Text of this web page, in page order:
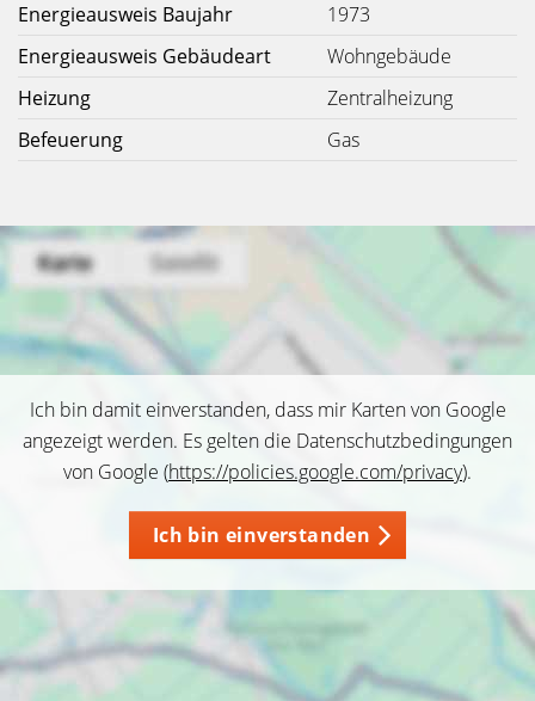
Energieausweis Baujahr
1973
Energieausweis Gebäudeart
Wohngebäude
Heizung
Zentralheizung
Befeuerung
Gas
Ich bin damit einverstanden, dass mir Karten von Google
angezeigt werden. Es gelten die Datenschutzbedingungen
von Google (https://policies.google.com/privacy).
Ich bin einverstanden